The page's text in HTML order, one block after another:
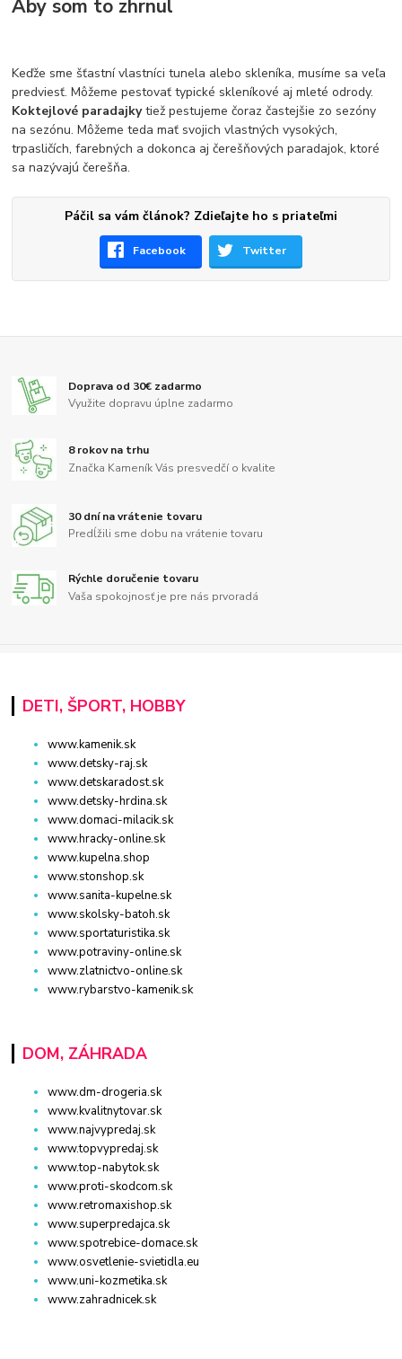
Aby som to zhrnul
Keďže sme šťastní vlastníci tunela alebo skleníka, musíme sa veľa
predviesť. Môžeme pestovať typické skleníkové aj mleté odrody.
Koktejlové paradajkytiež pestujeme čoraz častejšie zo sezóny
na sezónu. Môžeme teda mať svojich vlastných vysokých,
trpasličích, farebných a dokonca aj čerešňových paradajok, ktoré
sa nazývajú čerešňa.
Páčil sa vám článok? Zdieľajte ho s priateľmi
Facebook Twitter
Doprava od 30€ zadarmo
Využite dopravu úplne zadarmo
8 rokov na trhu
Značka Kameník Vás presvedčí o kvalite
30 dní na vrátenie tovaru
Predĺžili sme dobu na vrátenie tovaru
Rýchle doručenie tovaru
Vaša spokojnosť je pre nás prvoradá
DETI, ŠPORT, HOBBY
www.kamenik.sk
www.detsky-raj.sk
www.detskaradost.sk
www.detsky-hrdina.sk
www.domaci-milacik.sk
www.hracky-online.sk
www.kupelna.shop
www.stonshop.sk
www.sanita-kupelne.sk
www.skolsky-batoh.sk
www.sportaturistika.sk
www.potraviny-online.sk
www.zlatnictvo-online.sk
www.rybarstvo-kamenik.sk
DOM, ZÁHRADA
www.dm-drogeria.sk
www.kvalitnytovar.sk
www.najvypredaj.sk
www.topvypredaj.sk
www.top-nabytok.sk
www.proti-skodcom.sk
www.retromaxishop.sk
www.superpredajca.sk
www.spotrebice-domace.sk
www.osvetlenie-svietidla.eu
www.uni-kozmetika.sk
www.zahradnicek.sk